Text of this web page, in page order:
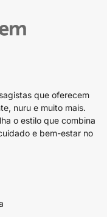
que oferecem
nuru e muito mais.
o estilo que combina
e bem-estar no